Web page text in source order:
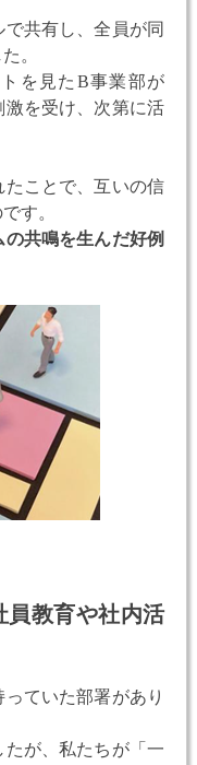
共有し、全員が同
。
を見たB事業部が
激を受け、次第に活
ことで、互いの信
す。
共鳴を生んだ好例
教育や社内活
ていた部署があり
が、私たちが「一